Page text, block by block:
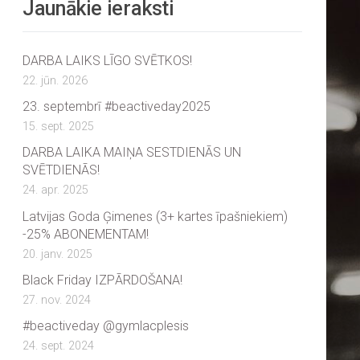
Jaunākie ieraksti
DARBA LAIKS LĪGO SVĒTKOS!
22. jūn. 2026
23. septembrī #beactiveday2025
15. sept. 2025
DARBA LAIKA MAIŅA SESTDIENĀS UN
SVĒTDIENĀS!
24. apr. 2025
Latvijas Goda Ģimenes (3+ kartes īpašniekiem)
-25% ABONEMENTAM!
20. janv. 2025
Black Friday IZPĀRDOŠANA!
27. nov. 2024
#beactiveday @gymlacplesis
24. sept. 2024